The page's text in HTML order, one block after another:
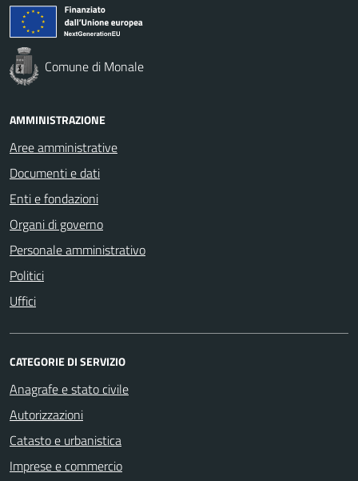
Comune di Monale
AMMINISTRAZIONE
Aree amministrative
Documenti e dati
Enti e fondazioni
Organi di governo
Personale amministrativo
Politici
Uffici
CATEGORIE DI SERVIZIO
Anagrafe e stato civile
Autorizzazioni
Catasto e urbanistica
Imprese e commercio